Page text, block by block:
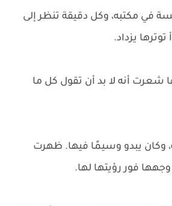
في مكتبه، وكل دقيقة تنظر إلى
يزداد.
شعرت أنه لا بد أن تقول كل ما
وكان يبدو وسيمًا فيها. ظهرت
فور رؤيتها لها.